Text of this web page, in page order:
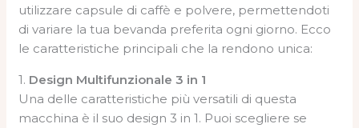
utilizzare capsule di caffè e polvere, permettendoti
di variare la tua bevanda preferita ogni giorno. Ecco
le caratteristiche principali che la rendono unica:
1. Design Multifunzionale 3 in 1
Una delle caratteristiche più versatili di questa
macchina è il suo design 3 in 1. Puoi scegliere se